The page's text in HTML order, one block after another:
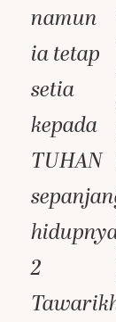
namun
ia tetap
setia
kepada
TUHAN
2